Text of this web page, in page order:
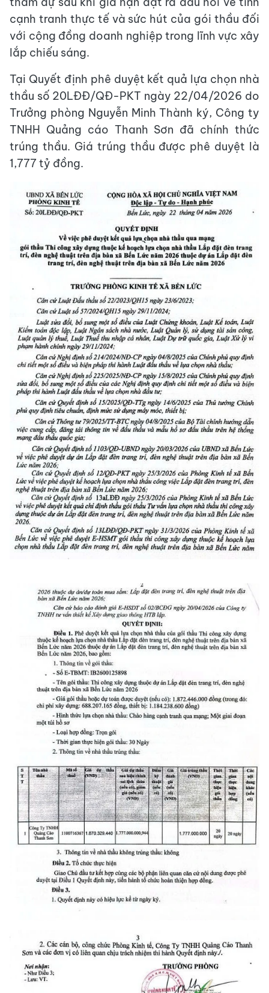
cạnh tranh thực tế và sức hút của gói thầu đối
với cộng đồng doanh nghiệp trong lĩnh vực xây
lắp chiếu sáng.
Tại Quyết định phê duyệt kết quả lựa chọn nhà
thầu số 20LĐĐ/QĐ-PKT ngày 22/04/2026 do
Trưởng phòng Nguyễn Minh Thành ký, Công ty
TNHH Quảng cáo Thanh Sơn đã chính thức
trúng thầu. Giá trúng thầu được phê duyệt là
1,777 tỷ đồng.